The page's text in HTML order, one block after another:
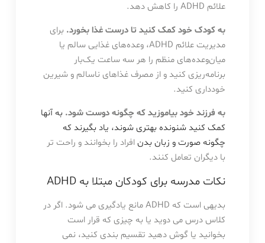
علائم ADHD را کاهش دهد.
به کودک خود کمک کنید تا درست غذا بخورد. برای
مدیریت علائم ADHD، وعده‌های غذایی سالم یا
میان‌وعده‌های منظم را هر سه ساعت یک‌بار
برنامه‌ریزی کنید و از مصرف غذاهای ناسالم و شیرین
خودداری کنید.
به فرزند خود بیاموزید که چگونه دوست شود. به آنها
کمک کنید شنونده بهتری شوند، یاد بگیرند که
چگونه صورت و زبان بدنافراد را بخوانند و راحت تر
با دیگران تعامل کنند.
نکات مدرسه برای کودکان مبتلا به ADHD
بدیهی است که ADHD مانع یادگیری می شود. اگر در
کلاس درس می دوید یا به چیزی که قرار است
بخوانید یا گوش دهید تقسیم بندی کنید، نمی